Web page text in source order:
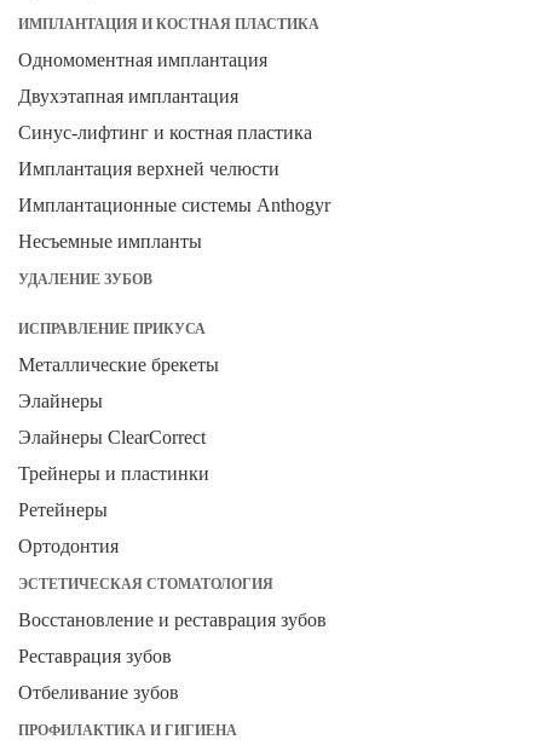
ИМПЛАНТАЦИЯ И КОСТНАЯ ПЛАСТИКА
Одномоментная имплантация
Двухэтапная имплантация
Синус-лифтинг и костная пластика
Имплантация верхней челюсти
Имплантационные системы Anthogyr
Несъемные импланты
УДАЛЕНИЕ ЗУБОВ
ИСПРАВЛЕНИЕ ПРИКУСА
Металлические брекеты
Элайнеры
Элайнеры ClearCorrect
Трейнеры и пластинки
Ретейнеры
Ортодонтия
ЭСТЕТИЧЕСКАЯ СТОМАТОЛОГИЯ
Восстановление и реставрация зубов
Реставрация зубов
Отбеливание зубов
ПРОФИЛАКТИКА И ГИГИЕНА